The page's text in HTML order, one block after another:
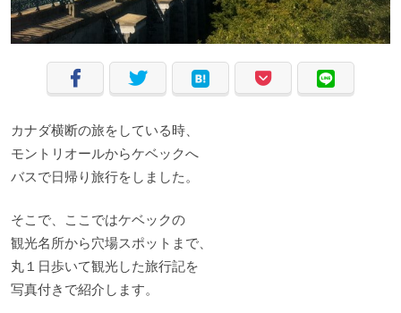
カナダ横断の旅をしている時、
モントリオールからケベックへ
バスで日帰り旅行をしました。
そこで、ここではケベックの
観光名所から穴場スポットまで、
丸１日歩いて観光した旅行記を
写真付きで紹介します。